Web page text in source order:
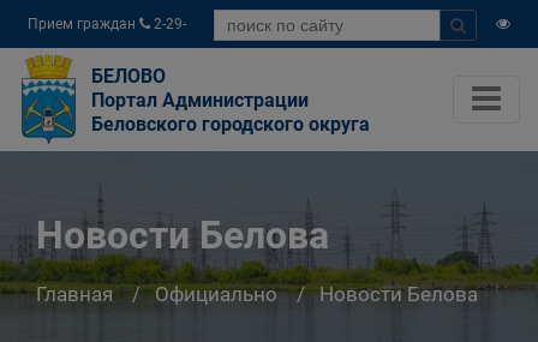
Прием граждан
2-29-
04
БЕЛОВО
Портал Администрации
Беловского городского округа
Новости Белова
Главная Официально Новости Белова